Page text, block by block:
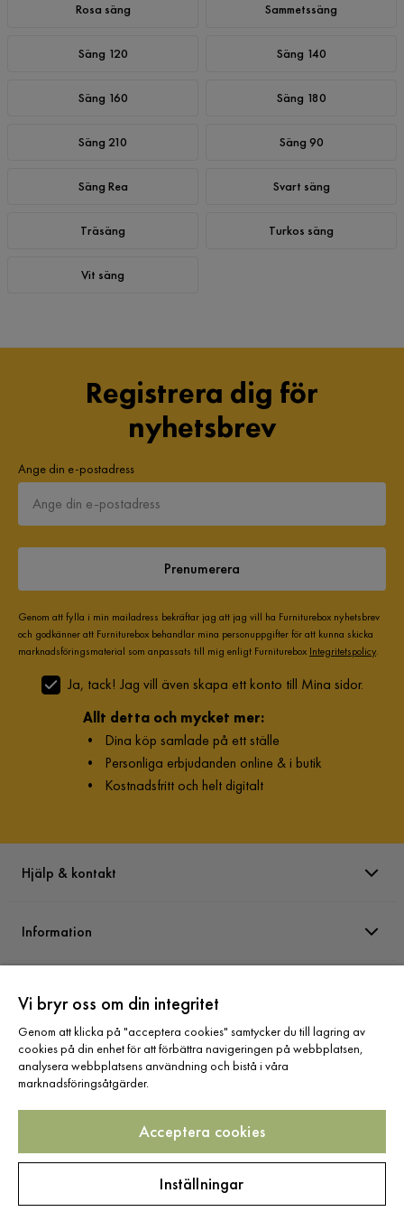
Rosa säng Sammetssäng
Säng 120 Säng 140
Säng 160 Säng 180
Säng 210 Säng 90
Säng Rea Svart säng
Träsäng Turkos säng
Vit säng
Registrera dig för
nyhetsbrev
Ange din e-postadress
Prenumerera
Genom att fylla i min mailadress bekräftar jag att jag vill ha Furniturebox nyhetsbrev
och godkänner att Furniturebox behandlar mina personuppgifter för att kunna skicka
marknadsföringsmaterial som anpassats till mig enligt Furniturebox Integritetspolicy.
Ja, tack! Jag vill även skapa ett konto till Mina sidor.
Allt detta och mycket mer:
• Dina köp samlade på ett ställe
• Personliga erbjudanden online & i butik
• Kostnadsfritt och helt digitalt
Hjälp & kontakt
Information
Sortiment
Följ oss
Vi bryr oss om din integritet
Genom att klicka på "acceptera cookies" samtycker du till lagring av
cookies på din enhet för att förbättra navigeringen på webbplatsen,
analysera webbplatsens användning och bistå i våra
marknadsföringsåtgärder.
Acceptera cookies
Inställningar